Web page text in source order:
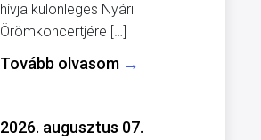
hívja különleges Nyári
Örömkoncertjére […]
Tovább olvasom →
2026. augusztus 07.